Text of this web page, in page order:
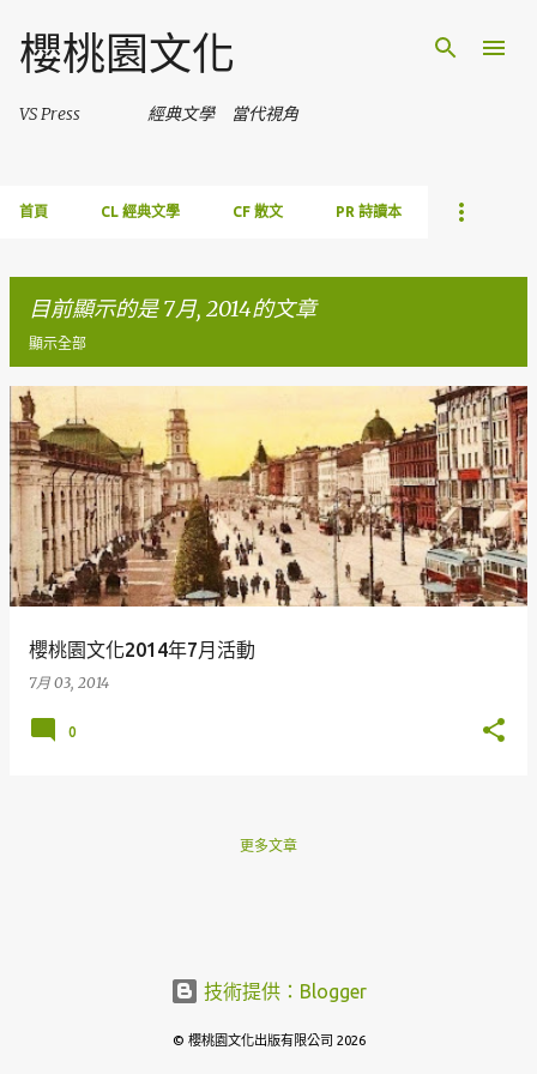
跳到主要內容
櫻桃園文化
VS Press 經典文學 當代視角
首頁 CL 經典文學 CF 散文 PR 詩讀本
目前顯示的是 7月, 2014的文章
顯示全部
發
表
文
章
櫻桃園文化2014年7月活動
7月 03, 2014
0
更多文章
技術提供：Blogger
© 櫻桃園文化出版有限公司 2026